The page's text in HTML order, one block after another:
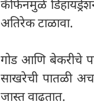
कॅफिनमुळे
अतिरेक टाळावा.
गोड आणि बेकरीचे
साखरेची पातळी
जास्त वाढतात.